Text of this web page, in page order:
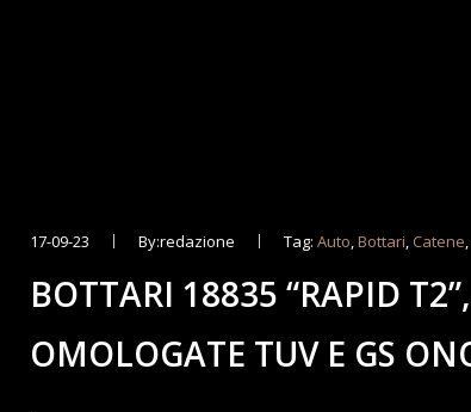
17-09-23 By:redazione Tag:Auto,Bottari, Catene
BOTTARI 18835 “RAPID
OMOLOGATE TUV E GS